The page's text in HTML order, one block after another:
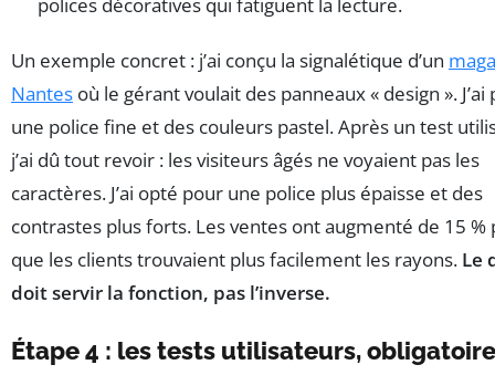
polices décoratives qui fatiguent la lecture.
Un exemple concret : j’ai conçu la signalétique d’un
Nantes où le gérant voulait des panneaux « design ».
une police fine et des couleurs pastel. Après un test
j’ai dû tout revoir : les visiteurs âgés ne voyaient pas les
caractères. J’ai opté pour une police plus épaisse et des
contrastes plus forts. Les ventes ont augmenté de 15 %
que les clients trouvaient plus facilement les rayons. Le
doit servir la fonction, pas l’inverse.
Étape 4 : les tests utilisateurs,